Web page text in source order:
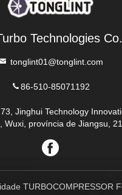
Technologies
tonglint01@tonglint.com
86-510-85071192
Jinghui Technology
Wuxi, província de Jiangsu,
TURBOCOMPRESSOR